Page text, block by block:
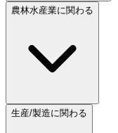
農林水産業に関わる
生産/製造に関わる